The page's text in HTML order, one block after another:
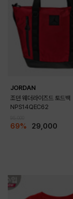
JORDAN
조던 웨더라이즈드 토드백
NPS14QEC62
69% 29,000